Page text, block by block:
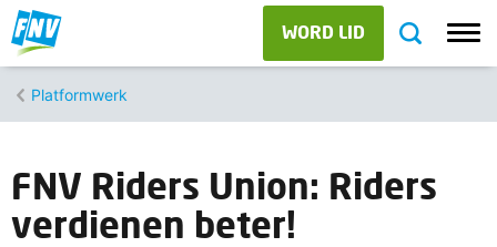
WORD LID
Platformwerk
FNV Riders Union: Riders
verdienen beter!